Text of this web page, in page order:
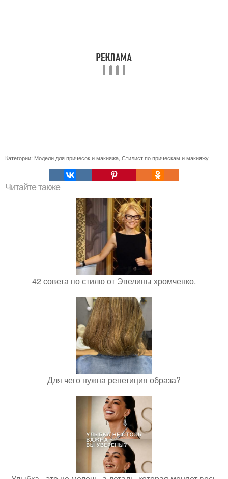
Категории: Модели для причесок и макияжа Стилист по прическам и макияжу
Читайте также
42 совета по стилю от Эвелины хромченко.
Для чего нужна репетиция образа?